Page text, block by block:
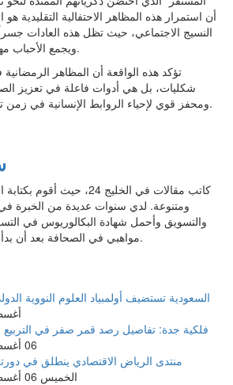
أن استمرار هذه المظاهر الاحتفالية التقليدية
النسيج الاجتماعي، حيث تظل هذه العادات
ويجمع الأحباب مهما باعدت بينهم الظروف.
تؤكد هذه الواقعة أن المظاهر
شكليات، بل هي أدوات فاعلة في تعزيز
ومحفز قوي لإحياء الروابط الإنسانية في زمن تسارعت فيه وتيرة الحياة.
كاتب مقالات في الخليج 24،
ومتنوعة. لدي سنوات عديدة من الخبرة
والتسويق وأحمل شهادة البكالوريوس في
مواهبي في الصحافة بعد أن بدأت العمل في هذا المجال.
السعودية تستضيف أولمبياد العلوم النووية الدولي
أغسطس
فلكية جدة: تفاصيل رصد قمر صفر في التربيع
06 أغسطس 2026 02:52 صباحاً
منتدى الرياض الاقتصادي ينطلق في دورته الـ 12
الخميس 06 أغسطس 2026 02:52 صباحاً